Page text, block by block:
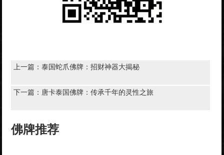
上一篇：泰国蛇爪佛牌：招财神器大揭秘
下一篇： 唐卡泰国佛牌：传承千年的灵性之旅
佛牌推荐